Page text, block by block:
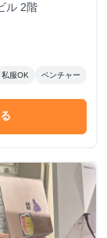
ル 2階
私服OK ベンチャー